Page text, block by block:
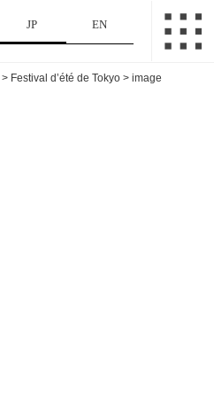
JP EN
> Festival d’été de Tokyo > image